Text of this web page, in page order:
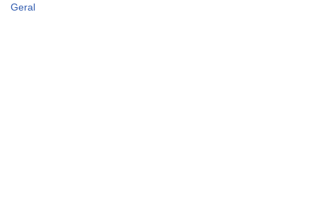
Geral